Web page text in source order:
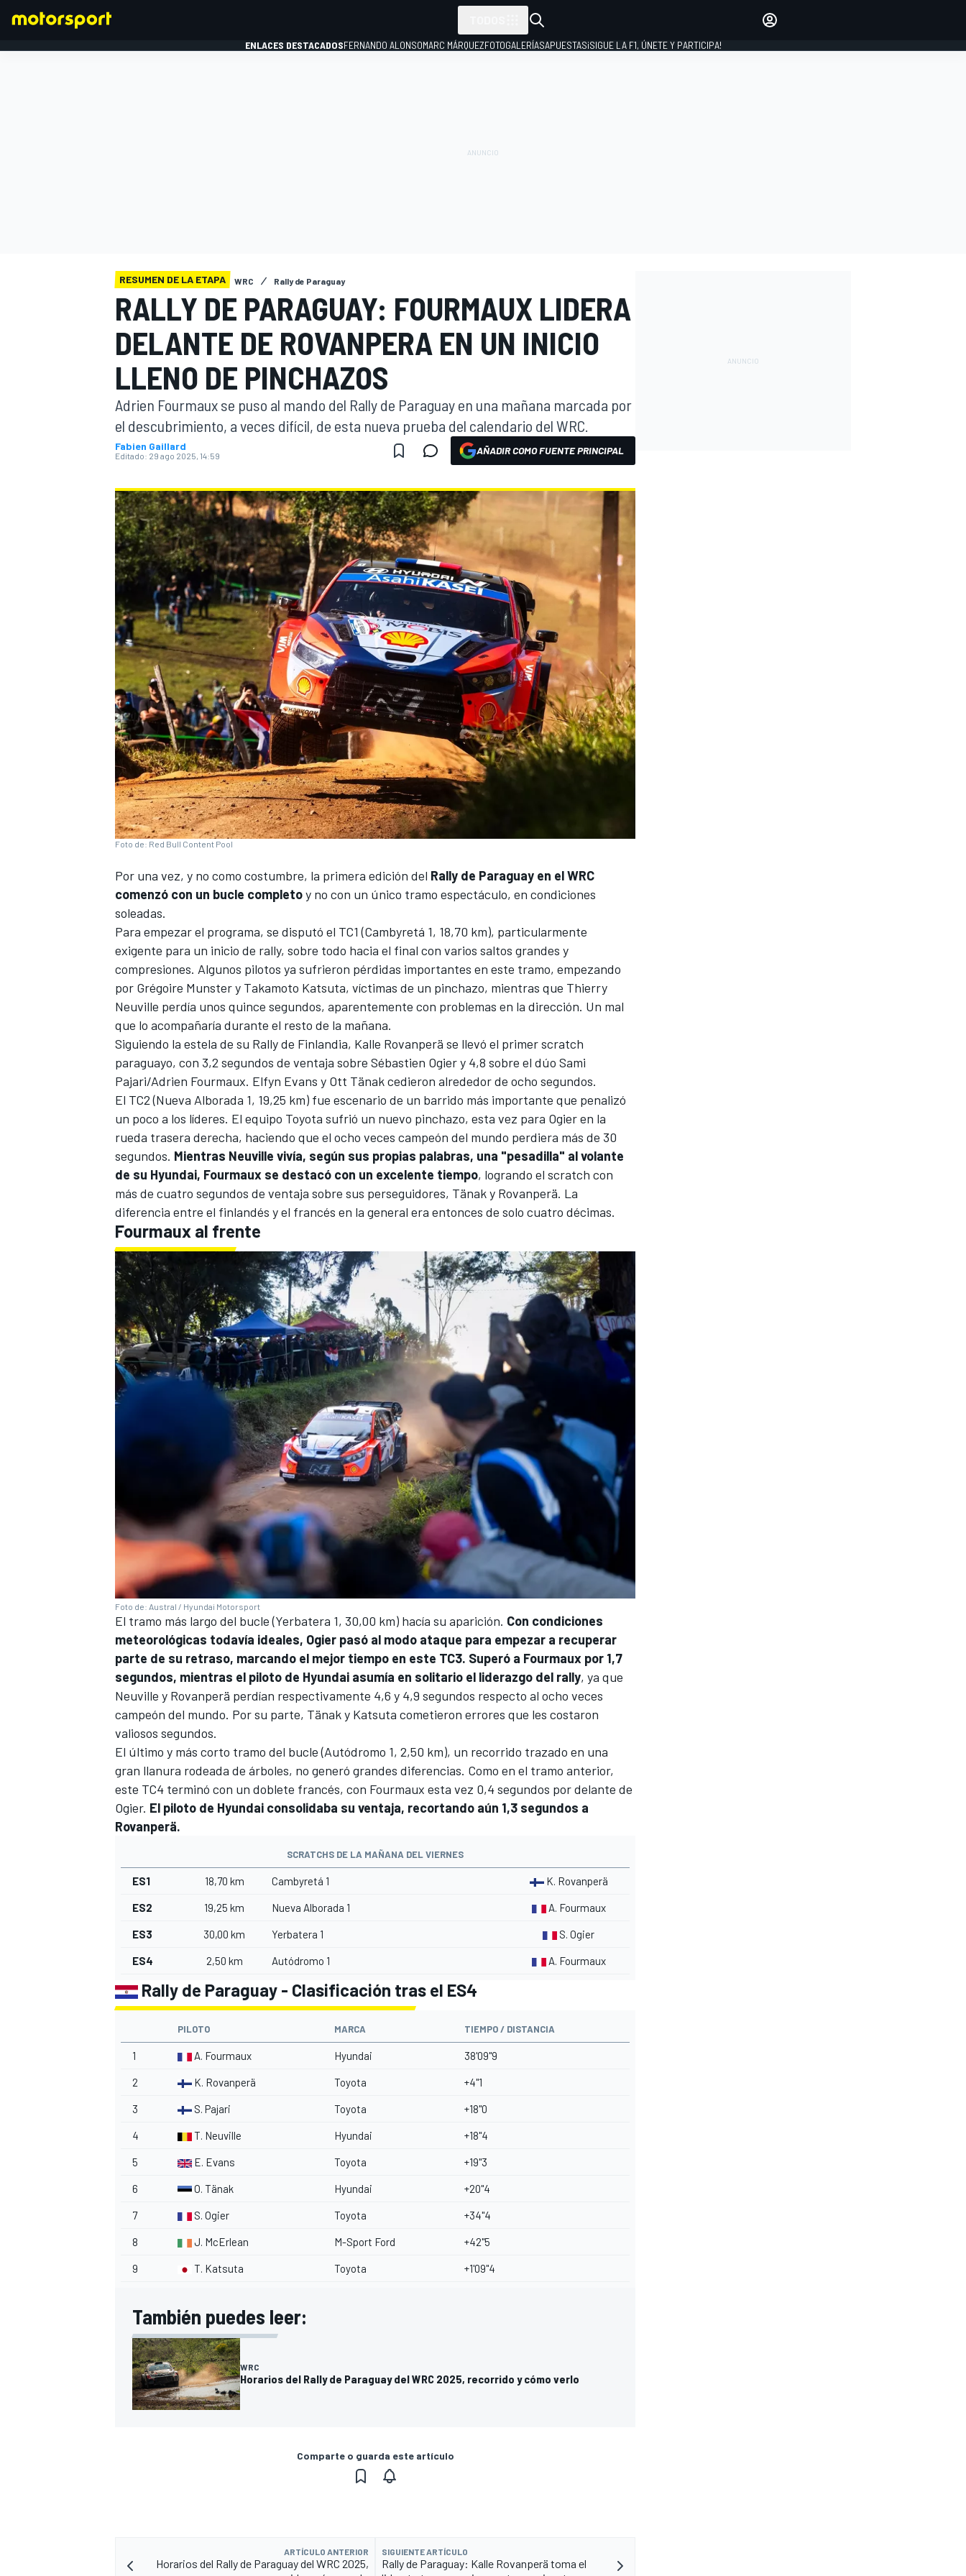
WEC FÓRMULA E
ENLACES DESTACADOSFERNANDO ALONSOMARC MÁRQUEZFOTOGALERÍASAPUESTAS¡SIGUE LA F1, ÚNETE Y PARTICIPA!
RESUMEN DE LA ETAPA WRC Rally de Paraguay
RALLY DE PARAGUAY: FOURMAUX LIDERA
DELANTE DE ROVANPERA EN UN INICIO
LLENO DE PINCHAZOS
Adrien Fourmaux se puso al mando del Rally de Paraguay en una mañana marcada por
el descubrimiento, a veces difícil, de esta nueva prueba del calendario del WRC.
Fabien Gaillard
Editado: 29 ago 2025, 14:59 AÑADIR COMO FUENTE PRINCIPAL
Foto de: Red Bull Content Pool
Por una vez, y no como costumbre, la primera edición del Rally de Paraguay en el WRC
comenzó con un bucle completoy no con un único tramo espectáculo, en condiciones
soleadas.
Para empezar el programa, se disputó el TC1 (Cambyretá 1, 18,70 km), particularmente
exigente para un inicio de rally, sobre todo hacia el final con varios saltos grandes y
compresiones. Algunos pilotos ya sufrieron pérdidas importantes en este tramo, empezando
por Grégoire Munster y Takamoto Katsuta, víctimas de un pinchazo, mientras que Thierry
Neuville perdía unos quince segundos, aparentemente con problemas en la dirección. Un mal
que lo acompañaría durante el resto de la mañana.
Siguiendo la estela de su Rally de Finlandia, Kalle Rovanperä se llevó el primer scratch
paraguayo, con 3,2 segundos de ventaja sobre Sébastien Ogiery 4,8 sobre el dúo Sami
Pajari/Adrien Fourmaux. Elfyn Evans y Ott Tänak cedieron alrededor de ocho segundos.
El TC2 (Nueva Alborada 1, 19,25 km) fue escenario de un barrido más importante que penalizó
un poco a los líderes. El equipo Toyota sufrió un nuevo pinchazo, esta vez para Ogier en la
rueda trasera derecha, haciendo que el ocho veces campeón del mundo perdiera más de 30
segundos. Mientras Neuville vivía, según sus propias palabras, una "pesadilla" al volante
de su Hyundai, Fourmaux se destacó con un excelente tiempo, logrando el scratch con
más de cuatro segundos de ventaja sobre sus perseguidores, Tänak y Rovanperä. La
diferencia entre el finlandés y el francés en la general era entonces de solo cuatro décimas.
Fourmaux al frente
Foto de: Austral / Hyundai Motorsport
El tramo más largo del bucle (Yerbatera 1, 30,00 km) hacía su aparición. Con condiciones
meteorológicas todavía ideales, Ogier pasó al modo ataque para empezar a recuperar
parte de su retraso, marcando el mejor tiempo en este TC3. Superó a Fourmaux por 1,7
segundos, mientras el piloto de Hyundai asumía en solitario el liderazgo del rally, ya que
Neuville y Rovanperä perdían respectivamente 4,6 y 4,9 segundos respecto al ocho veces
campeón del mundo. Por su parte, Tänak y Katsuta cometieron errores que les costaron
valiosos segundos.
El último y más corto tramo del bucle (Autódromo 1, 2,50 km), un recorrido trazado en una
gran llanura rodeada de árboles, no generó grandes diferencias. Como en el tramo anterior,
este TC4 terminó con un doblete francés, con Fourmaux esta vez 0,4 segundos por delante de
Ogier. El piloto de Hyundai consolidaba su ventaja, recortando aún 1,3 segundos a
Rovanperä.
SCRATCHS DE LA MAÑANA DEL VIERNES
ES1 18,70 km Cambyretá 1 K. Rovanperä
ES2 19,25 km Nueva Alborada 1 A. Fourmaux
ES3 30,00 km Yerbatera 1 S. Ogier
ES4 2,50 km Autódromo 1 A. Fourmaux
Rally de Paraguay - Clasificación tras el ES4
PILOTO MARCA TIEMPO / DISTANCIA
1 A. Fourmaux Hyundai 38'09"9
2 K. Rovanperä Toyota +4"1
3 S. Pajari Toyota +18"0
4 T. Neuville Hyundai +18"4
5 E. Evans Toyota +19"3
6 O. Tänak Hyundai +20"4
7 S. Ogier Toyota +34"4
8 J. McErlean M-Sport Ford +42"5
9 T. Katsuta Toyota +1'09"4
También puedes leer:
WRC
Horarios del Rally de Paraguay del WRC 2025, recorrido y cómo verlo
Comparte o guarda este artículo
ARTÍCULO ANTERIOR
Horarios del Rally de Paraguay del WRC 2025,
SIGUIENTE ARTÍCULO
Rally de Paraguay: Kalle Rovanperä toma el